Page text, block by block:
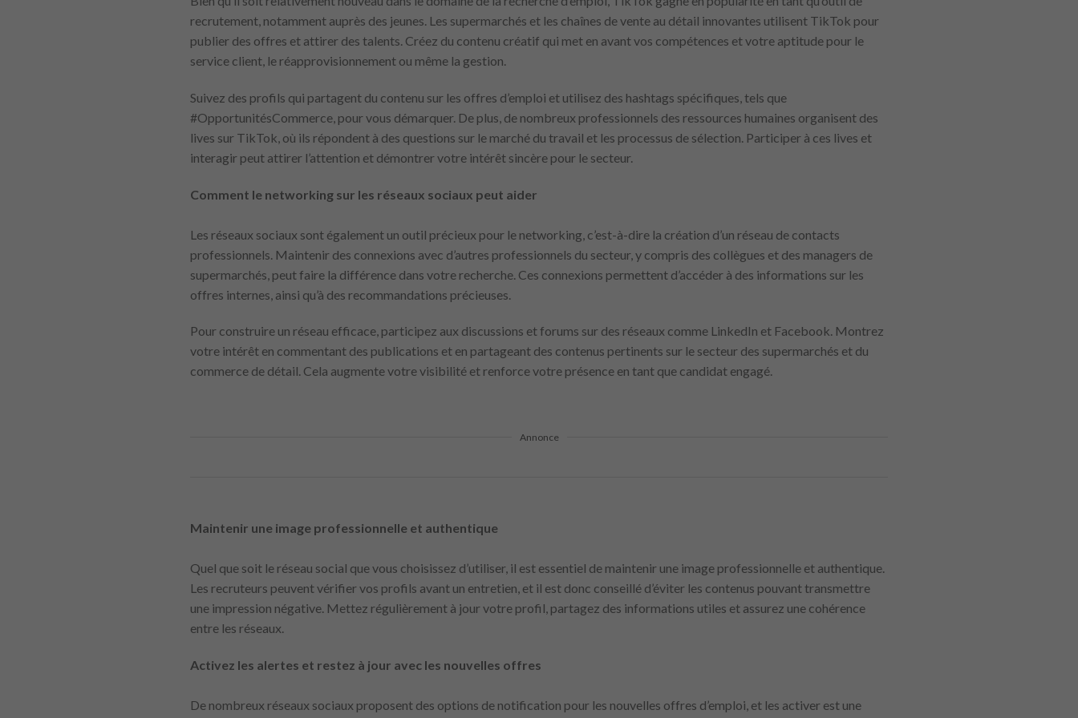
recrutement, notamment auprès des jeunes. Les supermarchés et les chaînes de vente au détail innovantes utilisent TikTok pour
publier des offres et attirer des talents. Créez du contenu créatif qui met en avant vos compétences et votre aptitude pour le
service client, le réapprovisionnement ou même la gestion.
Suivez des profils qui partagent du contenu sur les offres d’emploi et utilisez des hashtags spécifiques, tels que
#OpportunitésCommerce, pour vous démarquer. De plus, de nombreux professionnels des ressources humaines organisent des
lives sur TikTok, où ils répondent à des questions sur le marché du travail et les processus de sélection. Participer à ces lives et
interagir peut attirer l’attention et démontrer votre intérêt sincère pour le secteur.
Comment le networking sur les réseaux sociaux peut aider
Les réseaux sociaux sont également un outil précieux pour le networking, c’est-à-dire la création d’un réseau de contacts
professionnels. Maintenir des connexions avec d’autres professionnels du secteur, y compris des collègues et des managers de
supermarchés, peut faire la différence dans votre recherche. Ces connexions permettent d’accéder à des informations sur les
offres internes, ainsi qu’à des recommandations précieuses.
Pour construire un réseau efficace, participez aux discussions et forums sur des réseaux comme LinkedIn et Facebook. Montrez
votre intérêt en commentant des publications et en partageant des contenus pertinents sur le secteur des supermarchés et du
commerce de détail. Cela augmente votre visibilité et renforce votre présence en tant que candidat engagé.
Annonce
Maintenir une image professionnelle et authentique
Quel que soit le réseau social que vous choisissez d’utiliser, il est essentiel de maintenir une image professionnelle et authentique.
Les recruteurs peuvent vérifier vos profils avant un entretien, et il est donc conseillé d’éviter les contenus pouvant transmettre
une impression négative. Mettez régulièrement à jour votre profil, partagez des informations utiles et assurez une cohérence
entre les réseaux.
Activez les alertes et restez à jour avec les nouvelles offres
De nombreux réseaux sociaux proposent des options de notification pour les nouvelles offres d’emploi, et les activer est une